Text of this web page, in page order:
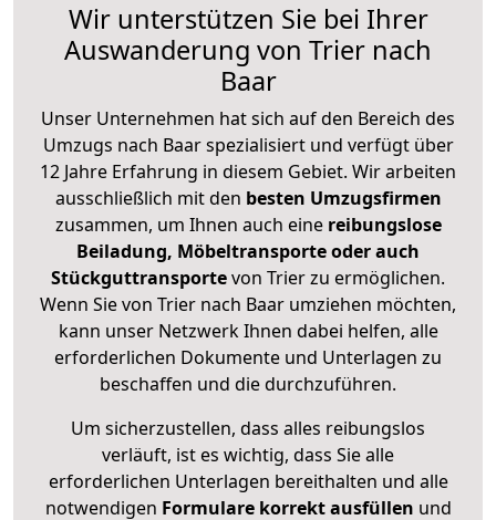
Wir unterstützen Sie bei Ihrer
Auswanderung von Trier nach
Baar
Unser Unternehmen hat sich auf den Bereich des
Umzugs nach Baar spezialisiert und verfügt über
12 Jahre Erfahrung in diesem Gebiet. Wir arbeiten
ausschließlich mit den besten Umzugsfirmen
zusammen, um Ihnen auch eine reibungslose
Beiladung, Möbeltransporte oder auch
Stückguttransportevon Trier zu ermöglichen.
Wenn Sie von Trier nach Baar umziehen möchten,
kann unser Netzwerk Ihnen dabei helfen, alle
erforderlichen Dokumente und Unterlagen zu
beschaffen und die durchzuführen.
Um sicherzustellen, dass alles reibungslos
verläuft, ist es wichtig, dass Sie alle
erforderlichen Unterlagen bereithalten und alle
notwendigen Formulare korrekt ausfüllen und